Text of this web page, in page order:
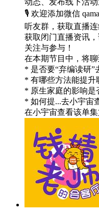
动态、发布线下活
🎙️ 欢迎添加微信
听友群，获取直播
获取闭门直播资讯，
关注与参与！
在本期节目中，将
* 是否要“弃编读研”
* 有哪些方法能提升
* 原生家庭的影响是
* 如何提...去小宇宙
在小宇宙查看该单